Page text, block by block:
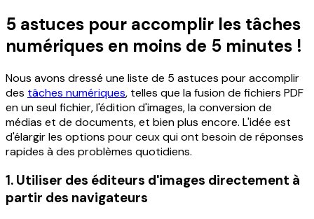
5 astuces pour accomplir les tâches
numériques en moins de 5 minutes !
Nous avons dressé une liste de 5 astuces pour accomplir
des tâches numériques, telles que la fusion de fichiers PDF
en un seul fichier, l'édition d'images, la conversion de
médias et de documents, et bien plus encore. L'idée est
d'élargir les options pour ceux qui ont besoin de réponses
rapides à des problèmes quotidiens.
1. Utiliser des éditeurs d'images directement à
partir des navigateurs